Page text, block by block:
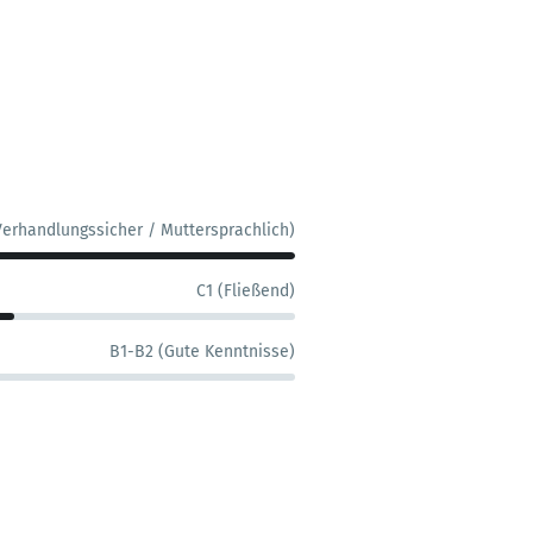
/ Muttersprachlich)
C1 (Fließend)
B1-B2 (Gute Kenntnisse)